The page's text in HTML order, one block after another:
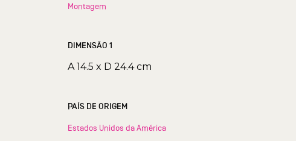
Montagem
DIMENSÃO 1
A 14.5 x D 24.4 cm
PAÍS DE ORIGEM
Estados Unidos da América